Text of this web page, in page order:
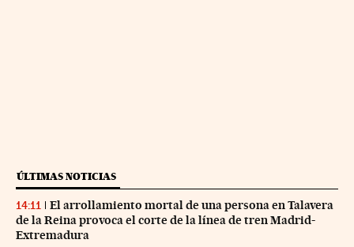
ÚLTIMAS NOTICIAS
14:11
El arrollamiento mortal de una persona en Talavera
de la Reina provoca el corte de la línea de tren Madrid-
Extremadura